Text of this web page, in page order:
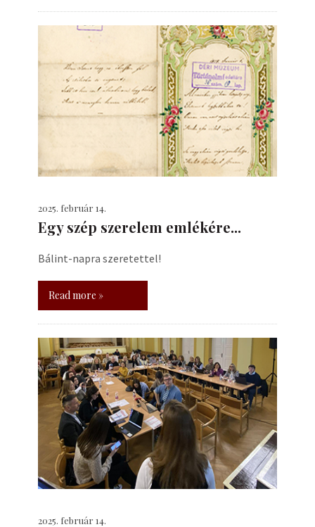
2025. február 14.
Egy szép szerelem emlékére...
Bálint-napra szeretettel!
Read more »
2025. február 14.